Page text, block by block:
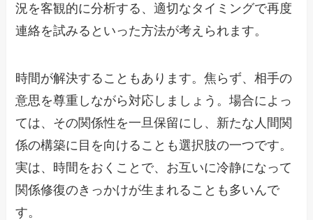
況を客観的に分析する、適切なタイミングで再度
連絡を試みるといった方法が考えられます。
時間が解決することもあります。焦らず、相手の
意思を尊重しながら対応しましょう。場合によっ
ては、その関係性を一旦保留にし、新たな人間関
係の構築に目を向けることも選択肢の一つです。
実は、時間をおくことで、お互いに冷静になって
関係修復のきっかけが生まれることも多いんで
す。